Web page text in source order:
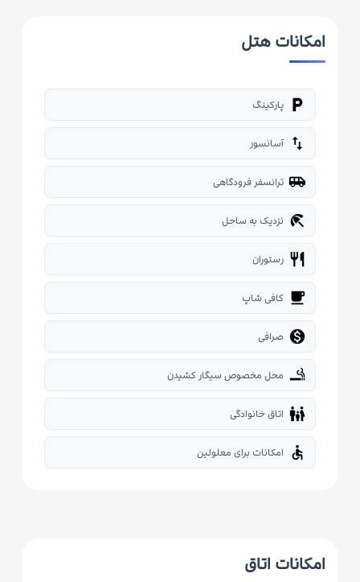
امکانات هتل
local_parking پارکینگ
import_export آسانسور
airport_shuttle ترانسفر فرودگاهی
beach_access نزدیک به ساحل
restaurant رستوران
local_cafe کافی شاپ
 صرافی
smoking_rooms محل مخصوص سیگار کشیدن
family_restroom اتاق خانوادگی
accessible امکانات برای معلولین
امکانات اتاق